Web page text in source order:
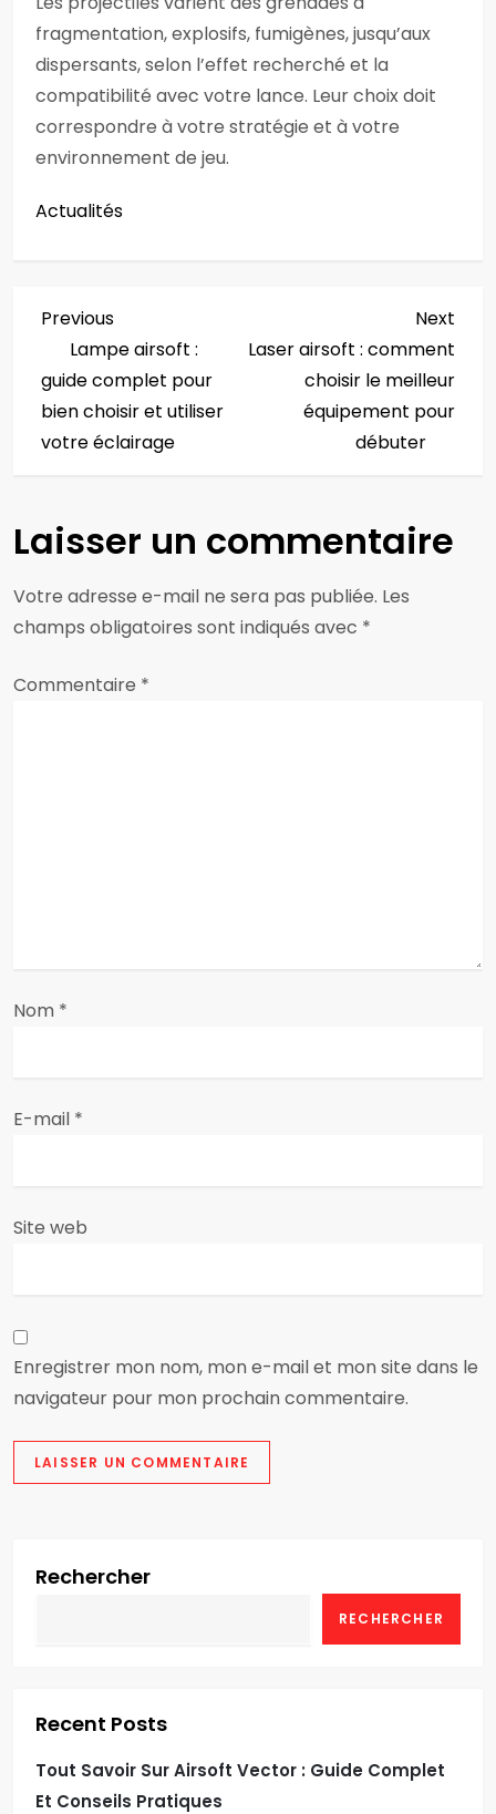
fragmentation, explosifs, fumigènes, jusqu’aux
dispersants, selon l’effet recherché et la
compatibilité avec votre lance. Leur choix doit
correspondre à votre stratégie et à votre
environnement de jeu.
Actualités
N
a
v
g
a
t
i
a
t
Previous
Post
Previous
Lampe airsoft :
guide complet pour
bien choisir et utiliser
votre éclairage
Next
Laser airsoft : comment
choisir le meilleur
équipement pour
débuter
Laisser un commentaire
Votre adresse e-mail ne sera pas publiée. Les
champs obligatoires sont indiqués avec *
Commentaire *
Nom *
E-mail *
Site web
Enregistrer mon nom, mon e-mail et mon site dans le
navigateur pour mon prochain commentaire.
Rechercher
RECHERCHER
Recent Posts
Tout Savoir Sur Airsoft Vector : Guide Complet
Et Conseils Pratiques